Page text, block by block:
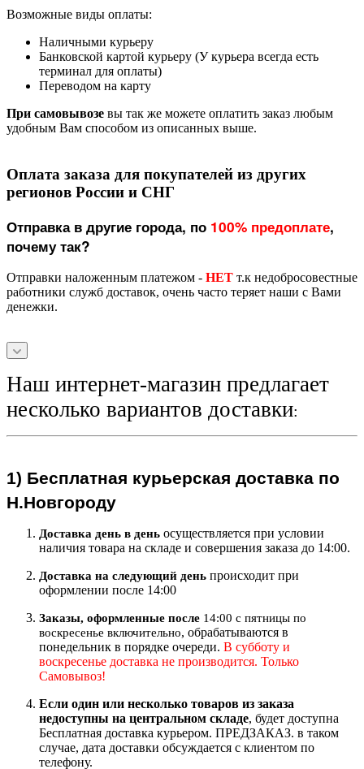
Возможные виды оплаты:
Наличными курьеру
Банковской картой курьеру (У курьера всегда есть
терминал для оплаты)
Переводом на карту
При самовывозе вы так же можете оплатить заказ любым
удобным Вам способом из описанных выше.
Оплата заказа для покупателей из других
регионов России и СНГ
Отправка в другие города, по 100% предоплате,
почему так?
Отправки наложенным платежом - НЕТ т.к недобросовестные
работники служб доставок, очень часто теряет наши с Вами
денежки.
Наш интернет-магазин предлагает
несколько вариантов доставки:
1) Бесплатная курьерская доставка по
Н.Новгороду
Доставка день в день осуществляется при условии
наличия товара на складе и совершения заказа до 14:00.
Доставка на следующий день происходит при
оформлении после 14:00
Заказы, оформленные после 14:00 с пятницы по
воскресенье включительно, обрабатываются в
понедельник в порядке очереди. В субботу и
воскресенье доставка не производится. Только
Самовывоз!
Если один или несколько товаров из заказа
недоступны на центральном складе, будет доступна
Бесплатная доставка курьером. ПРЕДЗАКАЗ. в таком
случае, дата доставки обсуждается с клиентом по
телефону.